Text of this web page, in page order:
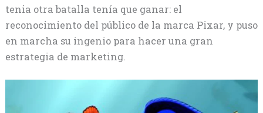
tenia otra batalla tenía que ganar: el
reconocimiento del público de la marca Pixar, y puso
en marcha su ingenio para hacer una gran
estrategia de marketing.